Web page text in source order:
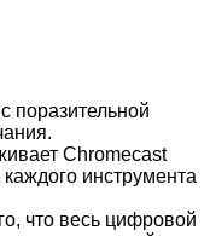
поразительной
Chromecast
инструмента
что весь цифровой